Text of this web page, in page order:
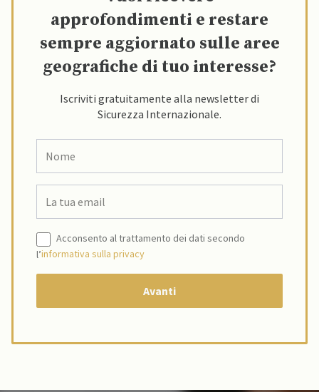
approfondimenti e restare
sempre aggiornato sulle aree
geografiche di tuo interesse?
Iscriviti gratuitamente alla newsletter di
Sicurezza Internazionale.
Acconsento al trattamento dei dati secondo
l’informativa sulla privacy